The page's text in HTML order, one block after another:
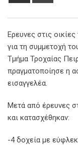
Ερευνες στις
για τη συμμετοχή
Τμήμα Τροχαίας
πραγματοποίησε η
εισαγγελέα.
Μετά από έρευνες
και κατασχέθηκαν:
-4 δοχεία με